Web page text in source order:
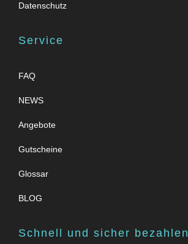
Datenschutz
Service
FAQ
NEWS
Angebote
Gutscheine
Glossar
BLOG
Schnell und sicher bezahlen